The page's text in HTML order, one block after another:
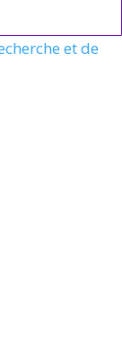
et de